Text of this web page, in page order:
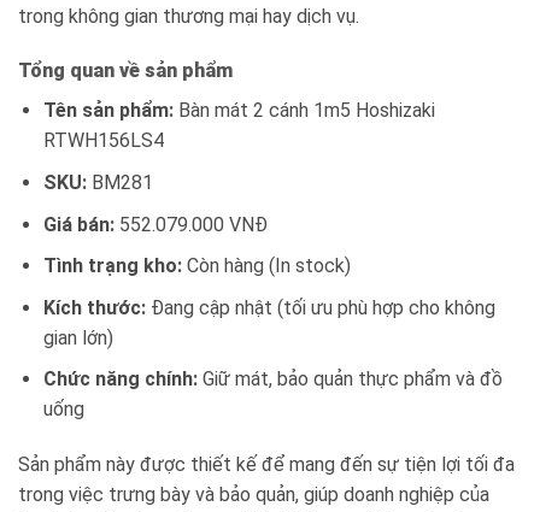
trong không gian thương mại hay dịch vụ.
Tổng quan về sản phẩm
Tên sản phẩm:Bàn mát 2 cánh 1m5 Hoshizaki
RTWH156LS4
SKU:BM281
Giá bán:552.079.000 VNĐ
Tình trạng kho:Còn hàng (In stock)
Kích thước:Đang cập nhật (tối ưu phù hợp cho không
gian lớn)
Chức năng chính:Giữ mát, bảo quản thực phẩm và đồ
uống
Sản phẩm này được thiết kế để mang đến sự tiện lợi tối đa
trong việc trưng bày và bảo quản, giúp doanh nghiệp của